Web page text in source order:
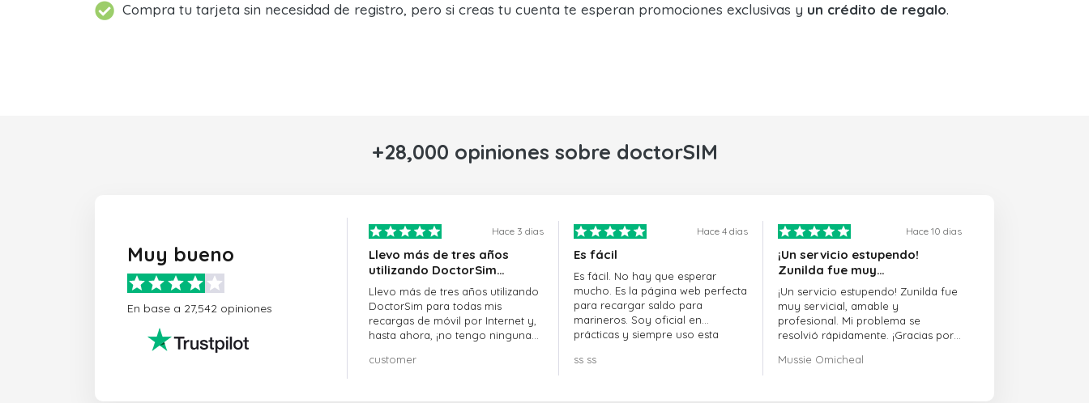
Compra tu tarjeta sin necesidad de registro, pero si creas tu cuenta te esperan promociones exclusivas y un crédito de regalo.
+28,000 opiniones sobre doctorSIM
Muy bueno
En base a 27,542 opiniones
Hace 3 dias
Llevo más de tres años
utilizando DoctorSim…
Llevo más de tres años utilizando
DoctorSim para todas mis
recargas de móvil por Internet y,
hasta ahora, ¡no tengo ninguna
customer
Hace 4 dias
Es fácil
Es fácil. No hay que esperar
mucho. Es la página web perfecta
para recargar saldo para
marineros. Soy oficial en
prácticas y siempre uso esta
ss ss
Hace 10 dias
¡Un servicio estupendo!
Zunilda fue muy…
¡Un servicio estupendo! Zunilda fue
muy servicial, amable y
profesional. Mi problema se
resolvió rápidamente. ¡Gracias por
Mussie Omicheal